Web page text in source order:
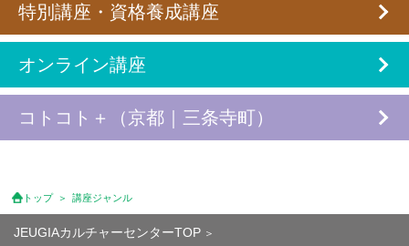
特別講座・資格養成講座
オンライン講座
コトコト＋（京都｜三条寺町）
トップ 講座ジャンル
JEUGIAカルチャーセンターTOP